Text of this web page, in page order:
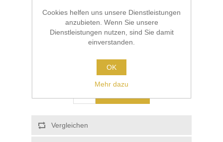
€25,00
Vergleichen
Cookies helfen uns unsere Dienstleistungen
anzubieten. Wenn Sie unsere
Dienstleistungen nutzen, sind Sie damit
einverstanden.
OK
Mehr dazu